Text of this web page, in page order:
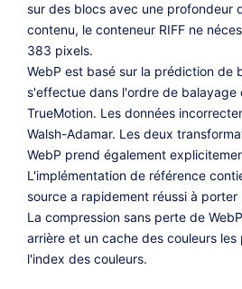
sur des blocs avec une profondeur
contenu, le conteneur RIFF ne
383 pixels.
WebP est basé sur la prédiction
s'effectue dans l'ordre de balayage
TrueMotion. Les données
Walsh-Adamar. Les deux
WebP prend également
L'implémentation de référence
source a rapidement réussi à
La compression sans perte de
arrière et un cache des couleurs
l'index des couleurs.